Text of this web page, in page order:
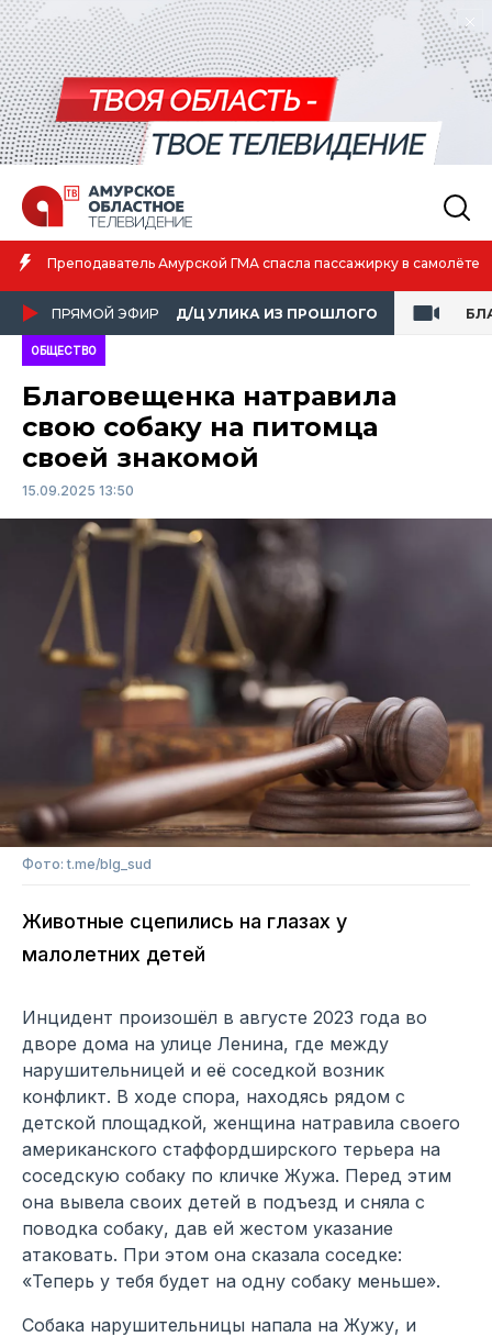
Преподаватель Амурской ГМА спасла пассажирку в самолёте
ПРЯМОЙ ЭФИР Д/Ц УЛИКА ИЗ ПРОШЛОГО
ОБЩЕСТВО
Благовещенка натравила
свою собаку на питомца
своей знакомой
15.09.2025 13:50
Фото: t.me/blg_sud
Животные сцепились на глазах у
малолетних детей
Инцидент произошёл в августе 2023 года во
дворе дома на улице Ленина, где между
нарушительницей и её соседкой возник
конфликт. В ходе спора, находясь рядом с
детской площадкой, женщина натравила своего
американского стаффордширского терьера на
соседскую собаку по кличке Жужа. Перед этим
она вывела своих детей в подъезд и сняла с
поводка собаку, дав ей жестом указание
атаковать. При этом она сказала соседке:
«Теперь у тебя будет на одну собаку меньше».
Собака нарушительницы напала на Жужу, и